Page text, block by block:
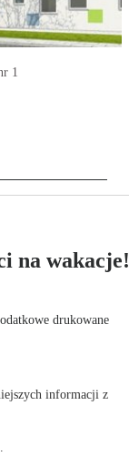
1
na wakacje!
drukowane
informacji z